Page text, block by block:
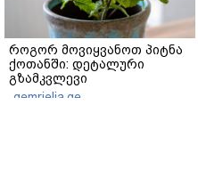
როგორ მოვიყვანოთ პიტნა
ქოთანში: დეტალური
გზამკვლევი
gemrielia.ge